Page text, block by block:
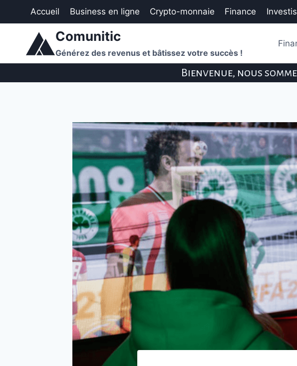
Accueil Business en ligne Crypto-monnaie Finance
Comunitic
Générez des revenus et bâtissez votre succès !
Bienvenue, nous